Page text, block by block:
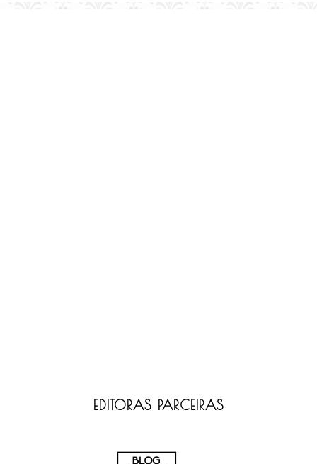
EDITORAS PARCEIRAS